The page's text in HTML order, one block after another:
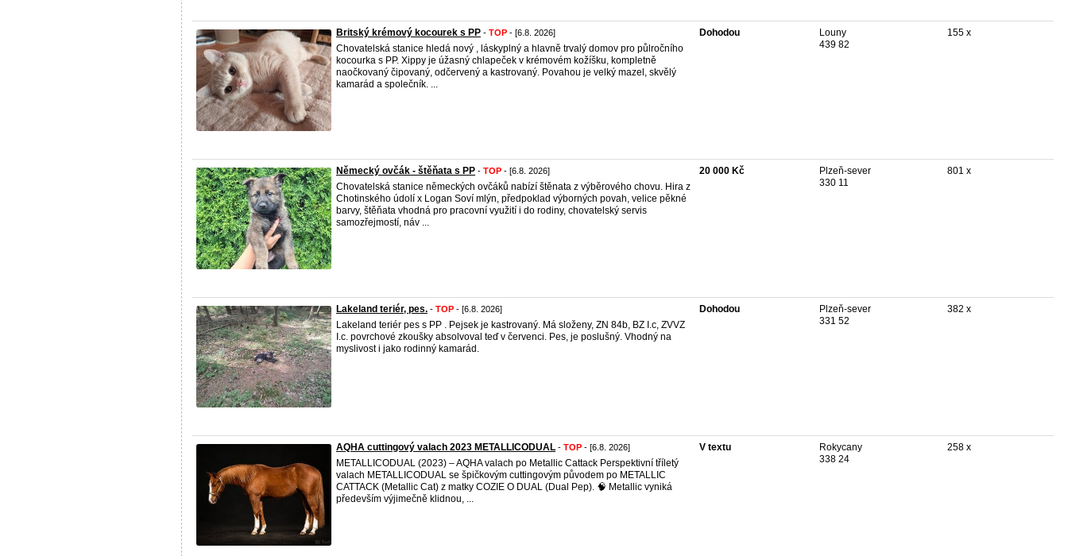
Britský krémový kocourek s PP - TOP - [6.8. 2026]
Chovatelská stanice hledá nový , láskyplný a hlavně trvalý domov pro půlročního
kocourka s PP. Xippy je úžasný chlapeček v krémovém kožíšku, kompletně
naočkovaný čipovaný, odčervený a kastrovaný. Povahou je velký mazel, skvělý
kamarád a společník. ...
Dohodou
Louny
439 82
155 x
Německý ovčák - štěňata s PP - TOP - [6.8. 2026]
Chovatelská stanice německých ovčáků nabízí štěnata z výběrového chovu. Hira z
Chotinského údolí x Logan Soví mlýn, předpoklad výborných povah, velice pěkné
barvy, štěňata vhodná pro pracovní využití i do rodiny, chovatelský servis
samozřejmostí, náv ...
20 000 Kč
Plzeň-sever
330 11
801 x
Lakeland teriér, pes. - TOP - [6.8. 2026]
Lakeland teriér pes s PP . Pejsek je kastrovaný. Má složeny, ZN 84b, BZ I.c, ZVVZ
I.c. povrchové zkoušky absolvoval teď v červenci. Pes, je poslušný. Vhodný na
myslivost i jako rodinný kamarád.
Dohodou
Plzeň-sever
331 52
382 x
AQHA cuttingový valach 2023 METALLICODUAL - TOP - [6.8. 2026]
METALLICODUAL (2023) – AQHA valach po Metallic Cattack Perspektivní tříletý
valach METALLICODUAL se špičkovým cuttingovým původem po METALLIC
CATTACK (Metallic Cat) z matky COZIE O DUAL (Dual Pep). 🧠 Metallic vyniká
především výjimečně klidnou, ...
V textu
Rokycany
338 24
258 x